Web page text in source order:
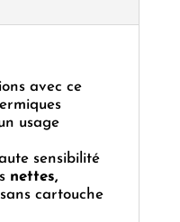
avec ce
usage
sensibilité
nettes,
cartouche